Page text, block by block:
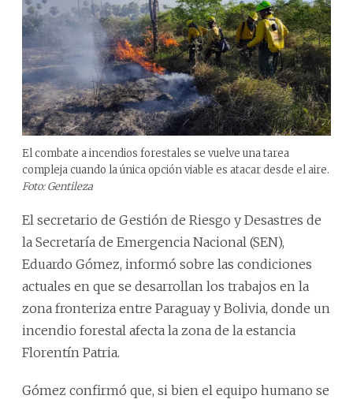
El combate a incendios forestales se vuelve una tarea
compleja cuando la única opción viable es atacar desde el aire.
Foto: Gentileza
El secretario de Gestión de Riesgo y Desastres de
la Secretaría de Emergencia Nacional (SEN),
Eduardo Gómez, informó sobre las condiciones
actuales en que se desarrollan los trabajos en la
zona fronteriza entre Paraguay y Bolivia, donde un
incendio forestal afecta la zona de la estancia
Florentín Patria.
Gómez confirmó que, si bien el equipo humano se